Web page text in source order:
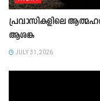
പ്രവാസികളിലെ
ആശങ്ക
JULY 31, 2026